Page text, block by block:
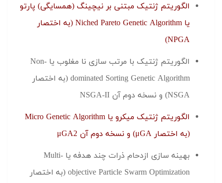
الگوریتم ژنتیک مبتنی بر نیچینگ (همسایگی) پارتو
یا Niched Pareto Genetic Algorithm (به اختصار
NPGA)
الگوریتم ژنتیک با مرتب سازی نا مغلوب یا Non-
dominated Sorting Genetic Algorithm (به اختصار
NSGA) و نسخه دوم آن NSGA-II
الگوریتم ژنتیک میکرو یا Micro Genetic Algorithm
(به اختصار μGA) و نسخه دوم آن μGA2
بهینه سازی ازدحام ذرات چند هدفه یا Multi-
objective Particle Swarm Optimization (به اختصار